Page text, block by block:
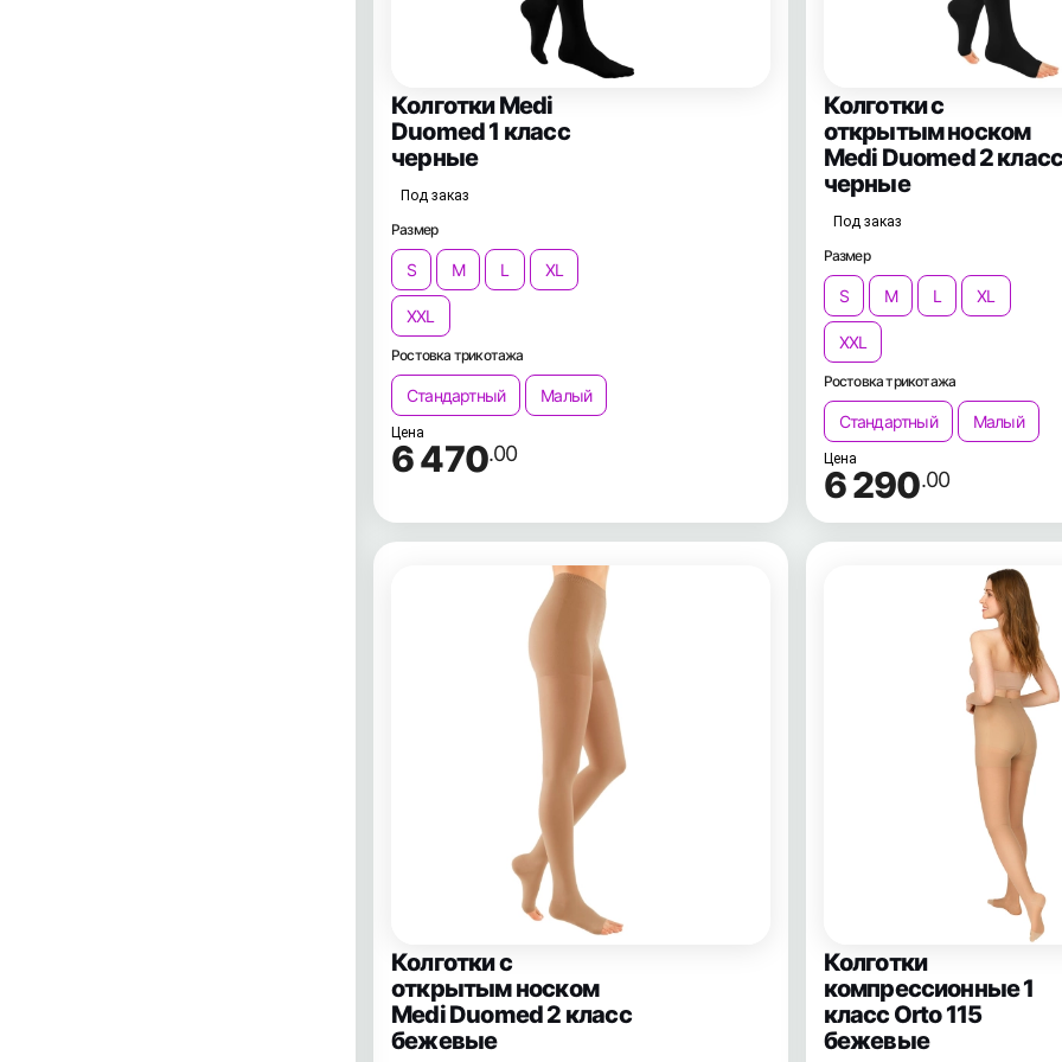
Колготки Medi
Duomed 1 класс
черные
Под заказ
Размер
S M L XL
XXL
Ростовка трикотажа
Стандартный Малый
Цена
6 470.00
Колготки с
открытым носком
Medi Duomed 2
черные
Под заказ
Размер
S M L XL
XXL
Ростовка трикотажа
Стандартный Малый
Цена
6 290.00
Колготки с
открытым носком
Medi Duomed 2 класс
бежевые
Колготки
компрессионные 1
класс Orto 115
бежевые